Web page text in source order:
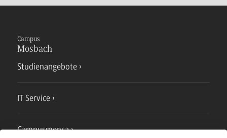
Campus
Mosbach
Studienangebote
IT Service
Campusmensa